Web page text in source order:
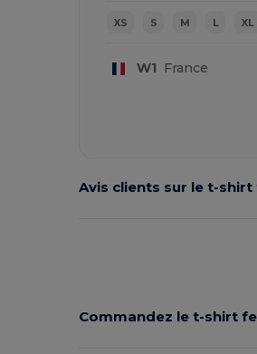
XS S M L XL
W1 France
Avis clients sur le t-shirt
Commandez le t-shirt